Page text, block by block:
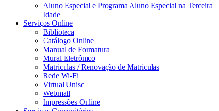
Aluno Especial e Programa Aluno Especial na Terceira
Idade
Serviços Online
Biblioteca
Catálogo Online
Manual de Formatura
Mural Eletrônico
Matriculas / Renovação de Matriculas
Rede Wi-Fi
Virtual Unisc
Webmail
Impressões Online